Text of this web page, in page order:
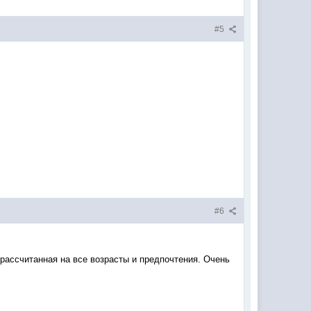
#5
#6
на все возрасты и предпочтения. Очень